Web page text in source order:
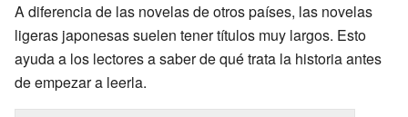
A diferencia de las novelas de otros países, las novelas
ligeras japonesas suelen tener títulos muy largos. Esto
ayuda a los lectores a saber de qué trata la historia antes
de empezar a leerla.